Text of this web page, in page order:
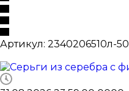
Артикул: 2340206510л-50